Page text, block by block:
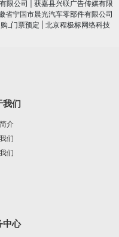
限公司
获嘉县兴联广告传媒有限
省宁国市晨光汽车零部件有限公司
_门票预定
北京程极标网络科技
我们
介
们
们
中心